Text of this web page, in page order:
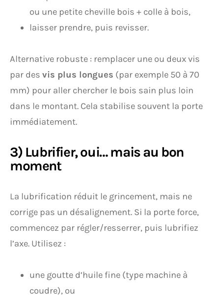
ou une petite cheville bois + colle à bois,
laisser prendre, puis revisser.
Alternative robuste : remplacer une ou deux vis
par des vis plus longues (par exemple 50 à 70
mm) pour aller chercher le bois sain plus loin
dans le montant. Cela stabilise souvent la porte
immédiatement.
3) Lubrifier, oui… mais au bon
moment
La lubrification réduit le grincement, mais ne
corrige pas un désalignement. Si la porte force,
commencez par régler/resserrer, puis lubrifiez
l’axe. Utilisez :
une goutte d’huile fine (type machine à
coudre), ou